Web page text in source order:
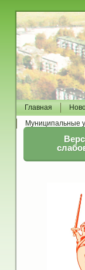
Главная
Муниципальные